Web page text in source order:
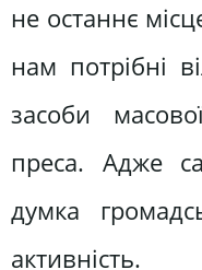
не останнє
нам потрібні
засоби
преса. Адже
думка
активність.